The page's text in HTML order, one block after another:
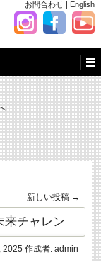
お問合わせ | English
新しい投稿 →
来チャレン
2025 作成者: admin